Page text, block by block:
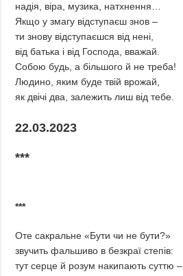
надія, віра, музика, натхнення…
Якщо у змагу відступаєш знов –
ти знову відступаєшся від нені,
від батька і від Господа, вважай.
Собою будь, а більшого й не треба!
Людино, яким буде твій врожай,
як двічі два, залежить лиш від тебе.
22.03.2023
***
***
Оте сакральне «Бути чи не бути?»
звучить фальшиво в безкраї степів:
тут серце й розум накипають суттю –